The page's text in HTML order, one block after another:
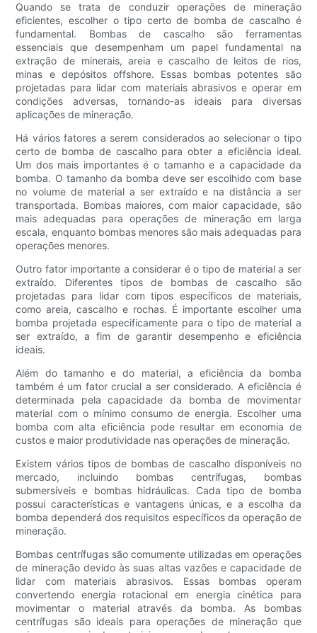
Quando se trata de conduzir operações de mineração
eficientes, escolher o tipo certo de bomba de cascalho é
fundamental. Bombas de cascalho são ferramentas
essenciais que desempenham um papel fundamental na
extração de minerais, areia e cascalho de leitos de rios,
minas e depósitos offshore. Essas bombas potentes são
projetadas para lidar com materiais abrasivos e operar em
condições adversas, tornando-as ideais para diversas
aplicações de mineração.
Há vários fatores a serem considerados ao selecionar o tipo
certo de bomba de cascalho para obter a eficiência ideal.
Um dos mais importantes é o tamanho e a capacidade da
bomba. O tamanho da bomba deve ser escolhido com base
no volume de material a ser extraído e na distância a ser
transportada. Bombas maiores, com maior capacidade, são
mais adequadas para operações de mineração em larga
escala, enquanto bombas menores são mais adequadas para
operações menores.
Outro fator importante a considerar é o tipo de material a ser
extraído. Diferentes tipos de bombas de cascalho são
projetadas para lidar com tipos específicos de materiais,
como areia, cascalho e rochas. É importante escolher uma
bomba projetada especificamente para o tipo de material a
ser extraído, a fim de garantir desempenho e eficiência
ideais.
Além do tamanho e do material, a eficiência da bomba
também é um fator crucial a ser considerado. A eficiência é
determinada pela capacidade da bomba de movimentar
material com o mínimo consumo de energia. Escolher uma
bomba com alta eficiência pode resultar em economia de
custos e maior produtividade nas operações de mineração.
Existem vários tipos de bombas de cascalho disponíveis no
mercado, incluindo bombas centrífugas, bombas
submersíveis e bombas hidráulicas. Cada tipo de bomba
possui características e vantagens únicas, e a escolha da
bomba dependerá dos requisitos específicos da operação de
mineração.
Bombas centrífugas são comumente utilizadas em operações
de mineração devido às suas altas vazões e capacidade de
lidar com materiais abrasivos. Essas bombas operam
convertendo energia rotacional em energia cinética para
movimentar o material através da bomba. As bombas
centrífugas são ideais para operações de mineração que